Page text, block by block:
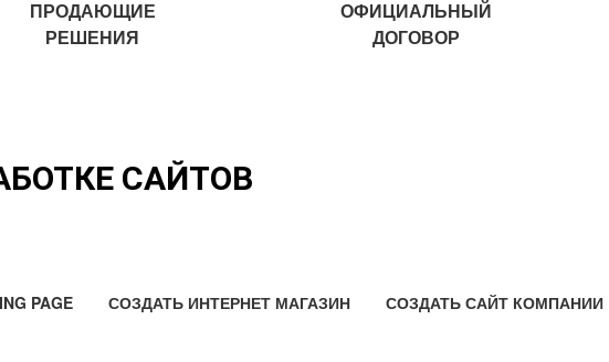
ПРОДАЮЩИЕ
РЕШЕНИЯ
ОФИЦИАЛЬНЫЙ
ДОГОВОР
САЙТОВ
PAGE СОЗДАТЬ ИНТЕРНЕТ МАГАЗИН СОЗДАТЬ САЙТ КОМПАНИИ